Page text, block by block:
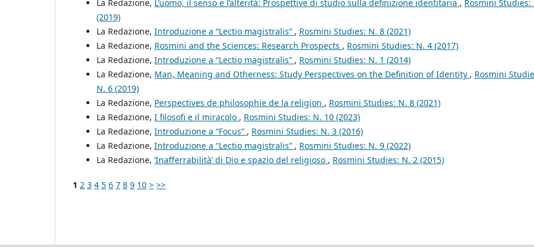
La Redazione, L’uomo, il senso e l’alterità: Prospettive di studio sulla definizione identitaria , Rosmini Studies:
(2019)
La Redazione, Introduzione a “Lectio magistralis” , Rosmini Studies: N. 8 (2021)
La Redazione, Rosmini and the Sciences: Research Prospects , Rosmini Studies: N. 4 (2017)
La Redazione, Introduzione a “Lectio magistralis” , Rosmini Studies: N. 1 (2014)
La Redazione, Man, Meaning and Otherness: Study Perspectives on the Definition of Identity , Rosmini
N. 6 (2019)
La Redazione, Perspectives de philosophie de la religion , Rosmini Studies: N. 8 (2021)
La Redazione, I filosofi e il miracolo , Rosmini Studies: N. 10 (2023)
La Redazione, Introduzione a “Focus” , Rosmini Studies: N. 3 (2016)
La Redazione, Introduzione a “Lectio magistralis” , Rosmini Studies: N. 9 (2022)
La Redazione, ‘Inafferrabilità’ di Dio e spazio del religioso , Rosmini Studies: N. 2 (2015)
1 2 3 4 5 6 7 8 9 10 > >>